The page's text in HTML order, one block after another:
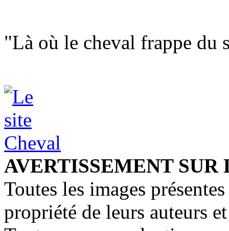
"Là où le cheval frappe du
AVERTISSEMENT
Toutes les images
propriété de leurs auteurs